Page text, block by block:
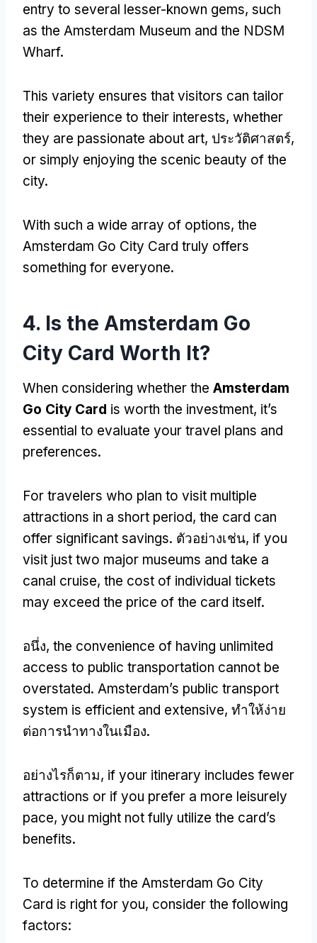
entry to several lesser-known gems, such
as the Amsterdam Museum and the NDSM
Wharf.
This variety ensures that visitors can tailor
their experience to their interests, whether
they are passionate about art, ประวัติศาสตร์,
or simply enjoying the scenic beauty of the
city.
With such a wide array of options, the
Amsterdam Go City Card truly offers
something for everyone.
4. Is the Amsterdam Go
City Card Worth It?
When considering whether the Amsterdam
Go City Card is worth the investment, it’s
essential to evaluate your travel plans and
preferences.
For travelers who plan to visit multiple
attractions in a short period, the card can
offer significant savings. ตัวอย่างเช่น, if you
visit just two major museums and take a
canal cruise, the cost of individual tickets
may exceed the price of the card itself.
อนึ่ง, the convenience of having unlimited
access to public transportation cannot be
overstated. Amsterdam’s public transport
system is efficient and extensive, ทําให้ง่าย
ต่อการนําทางในเมือง.
อย่างไรก็ตาม, if your itinerary includes fewer
attractions or if you prefer a more leisurely
pace, you might not fully utilize the card’s
benefits.
To determine if the Amsterdam Go City
Card is right for you, consider the following
factors: